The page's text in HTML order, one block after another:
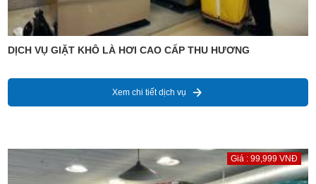
DỊCH VỤ GIẶT KHÔ LÀ HƠI CAO CẤP THU HƯƠNG
Xem chi tiết dịch vụ
Giá : 99,999 VNĐ